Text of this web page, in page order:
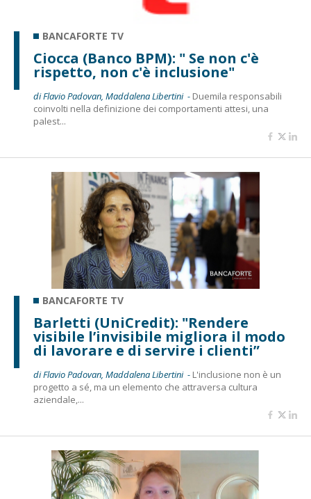
BANCAFORTE TV
Ciocca (Banco BPM): " Se non c'è
rispetto, non c'è inclusione"
di Flavio Padovan, Maddalena Libertini - Duemila responsabili
coinvolti nella definizione dei comportamenti attesi, una
palest...
BANCAFORTE TV
Barletti (UniCredit): "Rendere
visibile l’invisibile migliora il modo
di lavorare e di servire i clienti”
di Flavio Padovan, Maddalena Libertini - L'inclusione non è un
progetto a sé, ma un elemento che attraversa cultura
aziendale,...